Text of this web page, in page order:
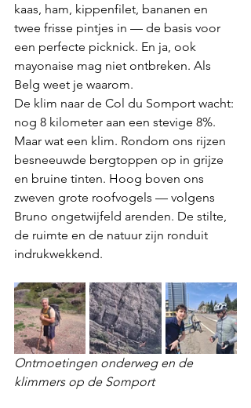
kaas, ham, kippenfilet, bananen en
twee frisse pintjes in — de basis voor
een perfecte picknick. En ja, ook
mayonaise mag niet ontbreken. Als
Belg weet je waarom.
De klim naar de Col du Somport wacht:
nog 8 kilometer aan een stevige 8%.
Maar wat een klim. Rondom ons rijzen
besneeuwde bergtoppen op in grijze
en bruine tinten. Hoog boven ons
zweven grote roofvogels — volgens
Bruno ongetwijfeld arenden. De stilte,
de ruimte en de natuur zijn ronduit
indrukwekkend.
Ontmoetingen onderweg en de
klimmers op de Somport